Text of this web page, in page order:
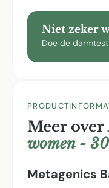
Niet zeker
Doe de
Meer over
women -
Metagenics